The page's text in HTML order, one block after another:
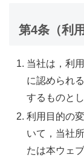
第4条（利
当社は，利
に認められ
するものとし
利用目的の
いて，当社
たは本ウェ